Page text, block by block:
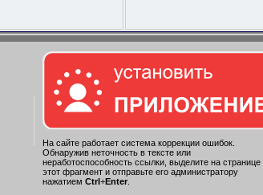
На сайте работает система коррекции ошибок.
Обнаружив неточность в тексте или
неработоспособность ссылки, выделите на странице
этот фрагмент и отправьте его администратору
нажатием Ctrl +Enter.